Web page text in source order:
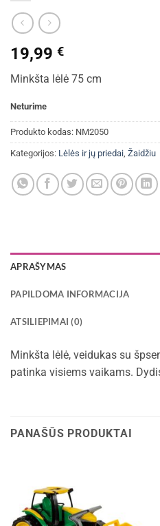
19,99 €
Minkšta lėlė 75 cm
Neturime
Produkto kodas: NM2050
Kategorijos: Lėlės ir jų priedai, Žaidžiu
APRAŠYMAS
PAPILDOMA INFORMACIJA
ATSILIEPIMAI (0)
Minkšta lėlė, veidukas su
patinka visiems vaikams.
PANAŠŪS PRODUKTAI